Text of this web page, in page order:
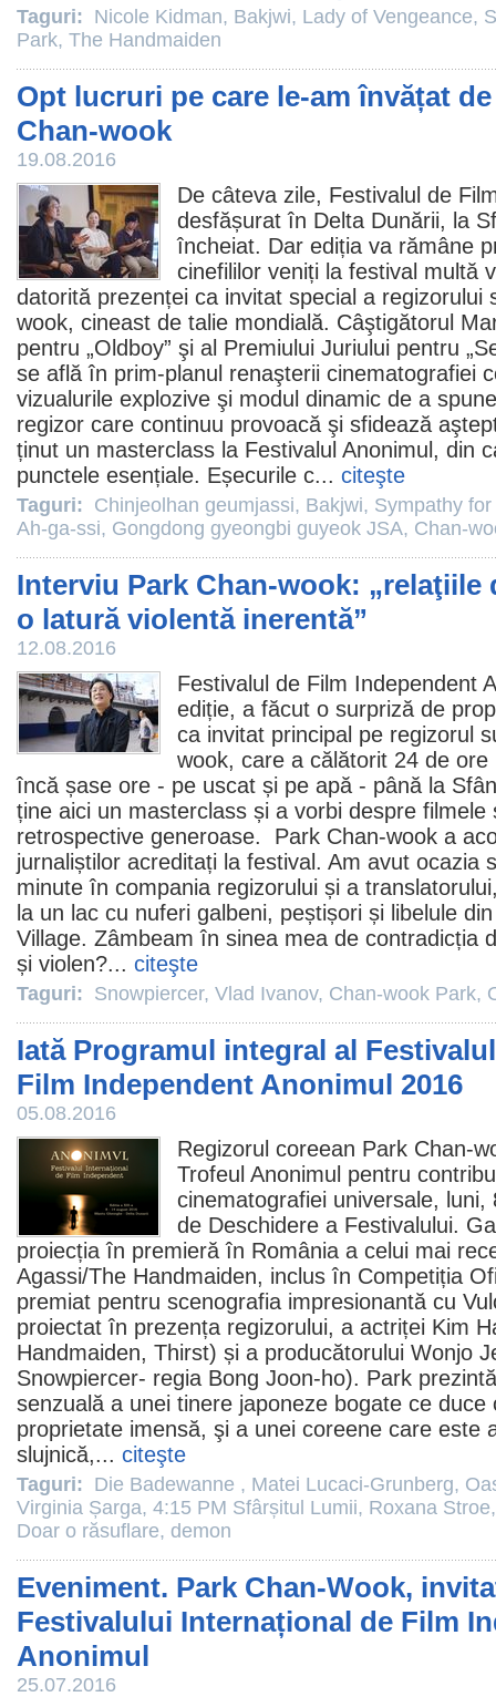
Taguri: Nicole Kidman, Bakjwi, Lady of Vengeance,
Park, The Handmaiden
Opt lucruri pe care le-am învățat
Chan-wook
19.08.2016
De câteva zile, Festivalul de
desfășurat în Delta Dunării, la
încheiat. Dar ediția va rămâne
cinefililor veniți la festival multă
datorită prezenței ca invitat special a regizorului
wook, cineast de talie mondială. Câştigătorul
pentru „Oldboy” şi al Premiului Juriului pentru
se află în prim-planul renaşterii cinematografiei
vizualurile explozive şi modul dinamic de a
regizor care continuu provoacă şi sfidează
ținut un masterclass la Festivalul Anonimul, din
punctele esențiale. Eșecurile c... citeşte
Taguri: Chinjeolhan geumjassi, Bakjwi, Sympathy
Ah-ga-ssi, Gongdong gyeongbi guyeok JSA, Chan-
Interviu Park Chan-wook: „relaţiile
o latură violentă inerentă”
12.08.2016
Festivalul de Film Independent
ediție, a făcut o surpriză de
ca invitat principal pe regizorul
wook, care a călătorit 24 de
încă șase ore - pe uscat și pe apă - până la
ține aici un masterclass și a vorbi despre filmele
retrospective generoase. Park Chan-wook a
jurnaliștilor acreditați la festival. Am avut ocazia
minute în compania regizorului și a
la un lac cu nuferi galbeni, peștișori și libelule
Village. Zâmbeam în sinea mea de contradicția
și violen?... citeşte
Taguri: Snowpiercer, Vlad Ivanov, Chan-wook Park,
Iată Programul integral al
Film Independent Anonimul 2016
05.08.2016
Regizorul coreean Park Chan-
Trofeul Anonimul pentru
cinematografiei universale,
de Deschidere a Festivalului.
proiecția în premieră în România a celui mai
Agassi/The Handmaiden, inclus în Competiția
premiat pentru scenografia impresionantă cu
proiectat în prezența regizorului, a actriței Kim
Handmaiden, Thirst) și a producătorului Wonjo
Snowpiercer- regia Bong Joon-ho). Park
senzuală a unei tinere japoneze bogate ce
proprietate imensă, şi a unei coreene care este
slujnică,... citeşte
Taguri: Die Badewanne , Matei Lucaci-Grunberg,
Virginia Șarga, 4:15 PM Sfârșitul Lumii, Roxana Stroe
Doar o răsuflare, demon
Eveniment. Park Chan-Wook,
Festivalului Internațional de Film
Anonimul
25.07.2016